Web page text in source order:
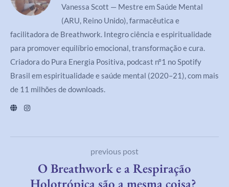
Vanessa Scott — Mestre em Saúde Mental
(ARU, Reino Unido), farmacêutica e
facilitadora de Breathwork. Integro ciência e espiritualidade
para promover equilíbrio emocional, transformação e cura.
Criadora do Pura Energia Positiva, podcast nº1 no Spotify
Brasil em espiritualidade e saúde mental (2020–21), com mais
de 11 milhões de downloads.
previous post
O Breathwork e a Respiração
Holotrópica são a mesma coisa?